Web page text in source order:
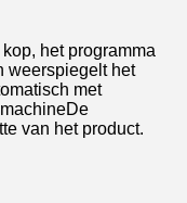
het programma
weerspiegelt het
met
van het product.